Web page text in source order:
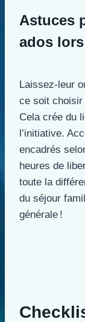
Astuces
ados
Laissez-leur
ce soit choisir
Cela crée du
l’initiative.
encadrés
heures de
toute la
du séjour
générale !